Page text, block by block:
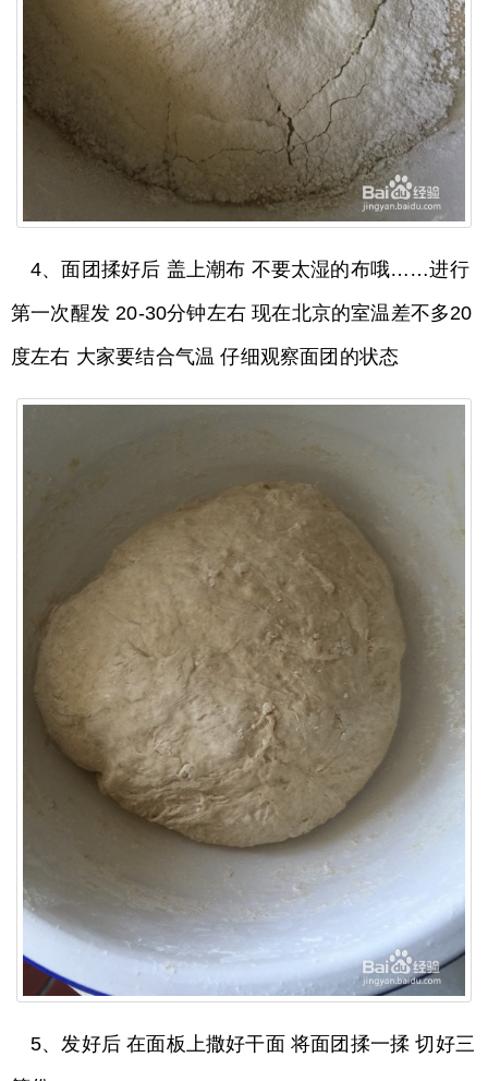
4、面团揉好后 盖上潮布 不要太湿的布哦……进行
第一次醒发 20-30分钟左右 现在北京的室温差不多20
度左右 大家要结合气温 仔细观察面团的状态
5、发好后 在面板上撒好干面 将面团揉一揉 切好三